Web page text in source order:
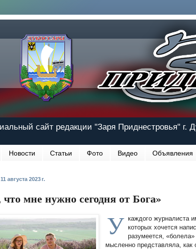
сайт редакции "Заря Приднестровья" г.
Новости Статьи Фото Видео Объявления
августа 2023 г.
что мне нужно сегодня от Бога»
У каждого журналиста
которых хочется
разумеется,
мысленно представляла, как